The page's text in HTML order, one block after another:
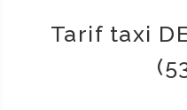
Tarif taxi